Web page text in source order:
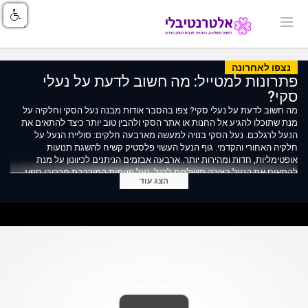
נצפו לאחרונה
פתרונות למטייל: מה חשוב לדעת על נעלי
סקי?
מה חשוב לדעת על נעלי סקי? צפו בהסבר אודות מבנה נעל הסקי וחלקיה על
מנת שתוכלו להגיע אל החנות או אתר הסקי ולהבין טוב יותר כיצד להתאים את
הנעל לרגלכם. נעל הסקי בנויה למעשה מארבעה חלקים: סוליית הנעל על
חלקיה האחורי והקדמי. גוף הנעל העשוי פלסטיק קשיח להשגת תנועות
אופטימליות, חדות ומהירות יותר. ארבעה אבזמים הניתנים לכיוונון על מנת
להתאים את הנעל בצורה מושלמת לרגל. נעל פנימית המורכבת מרכיבי ספוג
מתקדמים המאיצים את נידוף הזיעה ושומרים על הנעל יבשה מבפנים. ומערכת
הצג עוד